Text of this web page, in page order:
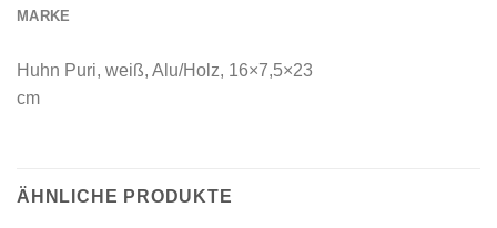
MARKE
Huhn Puri, weiß, Alu/Holz, 16×7,5×23
cm
ÄHNLICHE PRODUKTE